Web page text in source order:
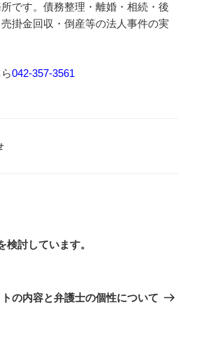
です。債務整理・離婚・相続・後
掛金回収・倒産等の法人事件の実
042-357-3561
検討しています。
の内容と弁護士の個性について